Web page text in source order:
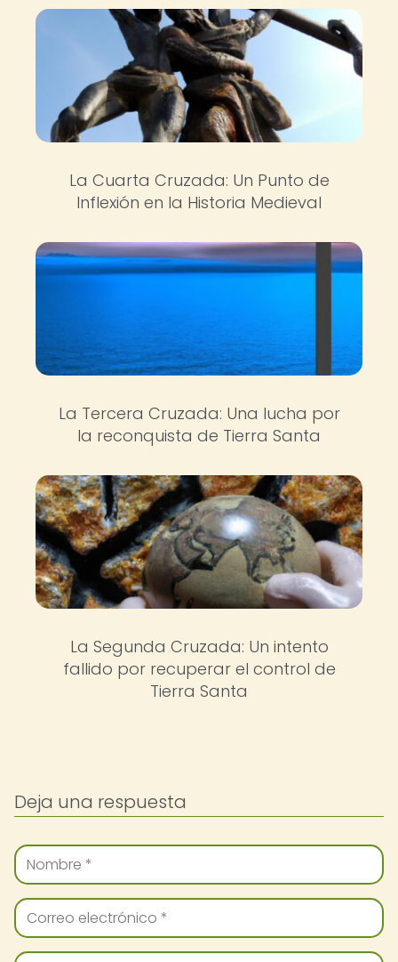
La Cuarta Cruzada: Un Punto de
Inflexión en la Historia Medieval
La Tercera Cruzada: Una lucha por
la reconquista de Tierra Santa
La Segunda Cruzada: Un intento
fallido por recuperar el control de
Tierra Santa
Deja una respuesta